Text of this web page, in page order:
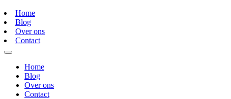
Home
Blog
Over ons
Contact
Home
Blog
Over ons
Contact